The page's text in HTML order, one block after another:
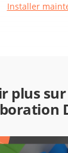
Installer
plus